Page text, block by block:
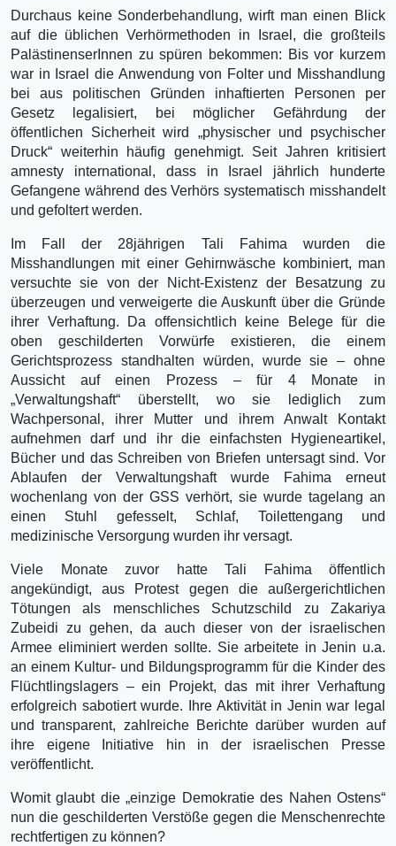
Durchaus keine Sonderbehandlung, wirft man einen Blick
auf die üblichen Verhörmethoden in Israel, die großteils
PalästinenserInnen zu spüren bekommen: Bis vor kurzem
war in Israel die Anwendung von Folter und Misshandlung
bei aus politischen Gründen inhaftierten Personen per
Gesetz legalisiert, bei möglicher Gefährdung der
öffentlichen Sicherheit wird „physischer und psychischer
Druck“ weiterhin häufig genehmigt. Seit Jahren kritisiert
amnesty international, dass in Israel jährlich hunderte
Gefangene während des Verhörs systematisch misshandelt
und gefoltert werden.
Im Fall der 28jährigen Tali Fahima wurden die
Misshandlungen mit einer Gehirnwäsche kombiniert, man
versuchte sie von der Nicht-Existenz der Besatzung zu
überzeugen und verweigerte die Auskunft über die Gründe
ihrer Verhaftung. Da offensichtlich keine Belege für die
oben geschilderten Vorwürfe existieren, die einem
Gerichtsprozess standhalten würden, wurde sie – ohne
Aussicht auf einen Prozess – für 4 Monate in
„Verwaltungshaft“ überstellt, wo sie lediglich zum
Wachpersonal, ihrer Mutter und ihrem Anwalt Kontakt
aufnehmen darf und ihr die einfachsten Hygieneartikel,
Bücher und das Schreiben von Briefen untersagt sind. Vor
Ablaufen der Verwaltungshaft wurde Fahima erneut
wochenlang von der GSS verhört, sie wurde tagelang an
einen Stuhl gefesselt, Schlaf, Toilettengang und
medizinische Versorgung wurden ihr versagt.
Viele Monate zuvor hatte Tali Fahima öffentlich
angekündigt, aus Protest gegen die außergerichtlichen
Tötungen als menschliches Schutzschild zu Zakariya
Zubeidi zu gehen, da auch dieser von der israelischen
Armee eliminiert werden sollte. Sie arbeitete in Jenin u.a.
an einem Kultur- und Bildungsprogramm für die Kinder des
Flüchtlingslagers – ein Projekt, das mit ihrer Verhaftung
erfolgreich sabotiert wurde. Ihre Aktivität in Jenin war legal
und transparent, zahlreiche Berichte darüber wurden auf
ihre eigene Initiative hin in der israelischen Presse
veröffentlicht.
Womit glaubt die „einzige Demokratie des Nahen Ostens“
nun die geschilderten Verstöße gegen die Menschenrechte
rechtfertigen zu können?